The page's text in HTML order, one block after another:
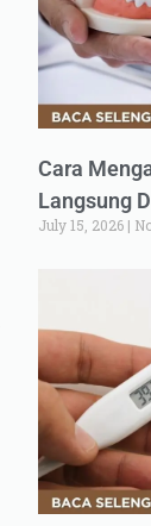
Cara
Langsung
July 15, 2026